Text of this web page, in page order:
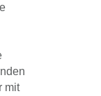
mit